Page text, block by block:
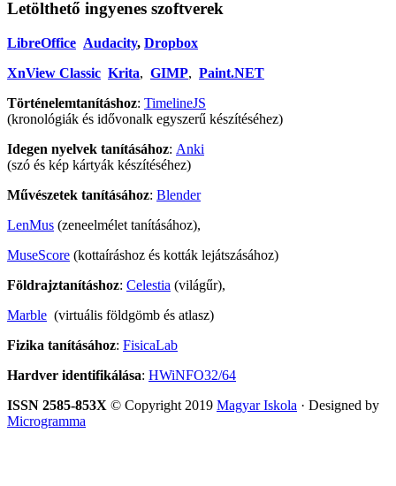
Letölthető ingyenes szoftverek
LibreOffice Audacity, Dropbox
XnView Classic Krita, GIMP, Paint.NET
Történelemtanításhoz: TimelineJS
(kronológiák és idővonalk egyszerű készítéséhez)
Idegen nyelvek tanításához: Anki
(szó és kép kártyák készítéséhez)
Művészetek tanításához: Blender
LenMus (zeneelmélet tanításához),
MuseScore (kottaíráshoz és kották lejátszásához)
Földrajztanításhoz: Celestia (világűr),
Marble (virtuális földgömb és atlasz)
Fizika tanításához: FisicaLab
Hardver identifikálása: HWiNFO32/64
ISSN 2585-853X © Copyright 2019 Magyar Iskola · Designed by
Microgramma